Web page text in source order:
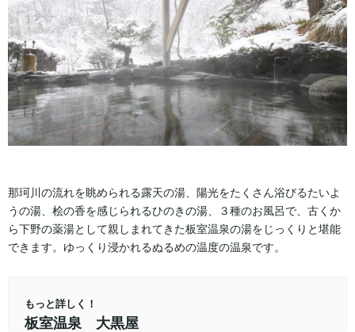
那珂川の流れを眺められる露天の湯、陽光をたくさん浴びるたいよ
うの湯、桧の香を感じられるひのきの湯、３種のお風呂で、古くか
ら下野の薬湯として親しまれてきた板室温泉の湯をじっくりと堪能
できます。ゆっくり浸かれるぬるめの温度の温泉です。
もっと詳しく！
板室温泉 大黒屋